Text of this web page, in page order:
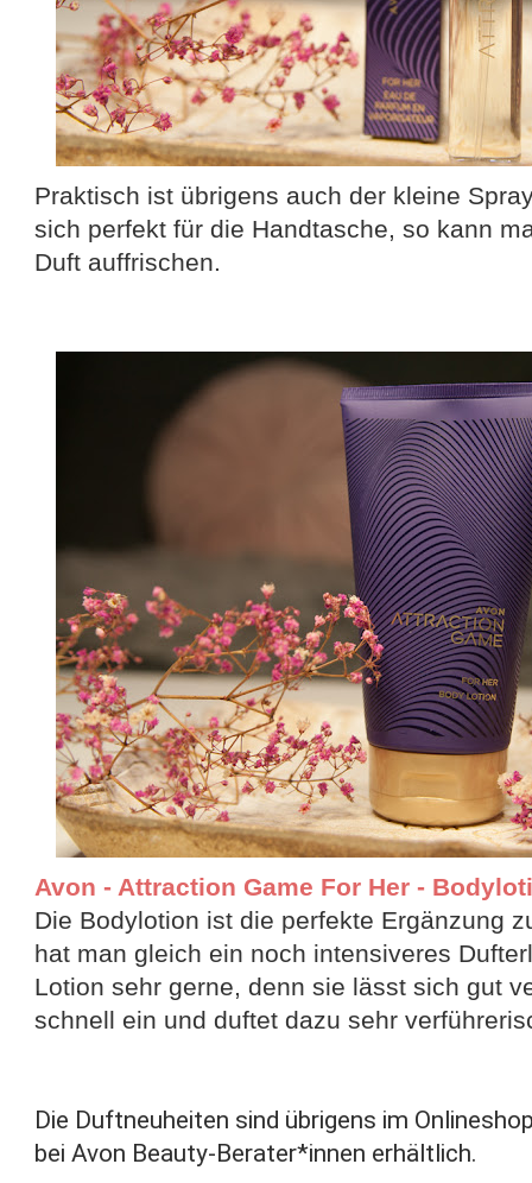
Praktisch ist übrigens auch der kleine
sich perfekt für die Handtasche, so kann
Duft auffrischen.
Avon - Attraction Game For Her -
Die Bodylotion ist die perfekte Ergänzung
hat man gleich ein noch intensiveres
Lotion sehr gerne, denn sie lässt sich gut
schnell ein und duftet dazu sehr
Die Duftneuheiten sind übrigens im
bei Avon Beauty-Berater*innen erhältlich.